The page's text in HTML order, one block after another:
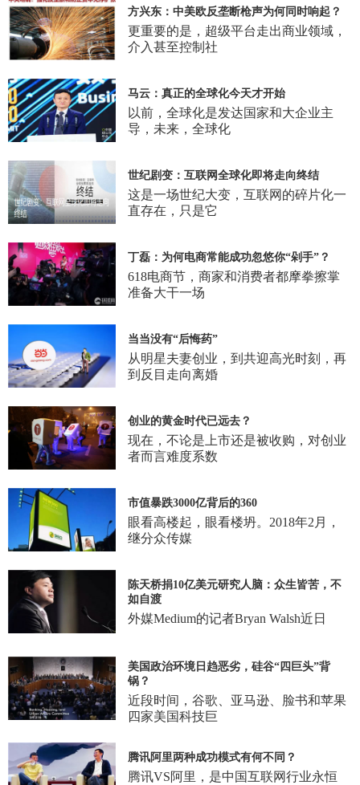
方兴东：中美欧反垄断枪声为何同时响起？
更重要的是，超级平台走出商业领域，
介入甚至控制社
马云：真正的全球化今天才开始
以前，全球化是发达国家和大企业主
导，未来，全球化
世纪剧变：互联网全球化即将走向终结
这是一场世纪大变，互联网的碎片化一
直存在，只是它
丁磊：为何电商常能成功忽悠你“剁手”？
618电商节，商家和消费者都摩拳擦掌
准备大干一场
当当没有“后悔药”
从明星夫妻创业，到共迎高光时刻，再
到反目走向离婚
创业的黄金时代已远去？
现在，不论是上市还是被收购，对创业
者而言难度系数
市值暴跌3000亿背后的360
眼看高楼起，眼看楼坍。2018年2月，
继分众传媒
陈天桥捐10亿美元研究人脑：众生皆苦，不
如自渡
外媒Medium的记者Bryan Walsh近日
美国政治环境日趋恶劣，硅谷“四巨头”背
锅？
近段时间，谷歌、亚马逊、脸书和苹果
四家美国科技巨
腾讯阿里两种成功模式有何不同？
腾讯VS阿里，是中国互联网行业永恒